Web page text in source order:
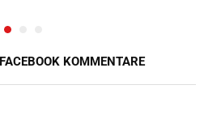
FACEBOOK KOMMENTARE